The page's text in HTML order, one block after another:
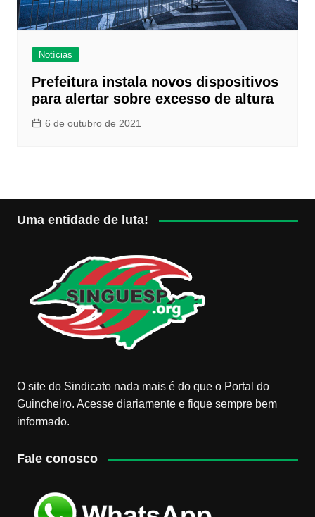
Notícias
Prefeitura instala novos dispositivos
para alertar sobre excesso de altura
6 de outubro de 2021
Uma entidade de luta!
O site do Sindicato nada mais é do que o Portal do
Guincheiro. Acesse diariamente e fique sempre bem
informado.
Fale conosco